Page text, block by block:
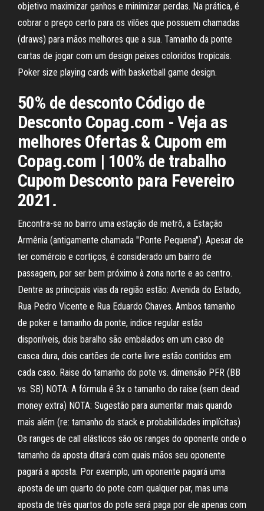
objetivo maximizar ganhos e minimizar perdas. Na prática, é
cobrar o preço certo para os vilões que possuem chamadas
(draws) para mãos melhores que a sua. Tamanho da ponte
cartas de jogar com um design peixes coloridos tropicais.
Poker size playing cards with basketball game design.
50% de desconto Código de
Desconto Copag.com - Veja as
melhores Ofertas & Cupom em
Copag.com | 100% de trabalho
Cupom Desconto para Fevereiro
2021.
Encontra-se no bairro uma estação de metrô, a Estação
Armênia (antigamente chamada "Ponte Pequena"). Apesar de
ter comércio e cortiços, é considerado um bairro de
passagem, por ser bem próximo à zona norte e ao centro.
Dentre as principais vias da região estão: Avenida do Estado,
Rua Pedro Vicente e Rua Eduardo Chaves. Ambos tamanho
de poker e tamanho da ponte, indice regular estão
disponíveis, dois baralho são embalados em um caso de
casca dura, dois cartões de corte livre estão contidos em
cada caso. Raise do tamanho do pote vs. dimensão PFR (BB
vs. SB) NOTA: A fórmula é 3x o tamanho do raise (sem dead
money extra) NOTA: Sugestão para aumentar mais quando
mais além (re: tamanho do stack e probabilidades implícitas)
Os ranges de call elásticos são os ranges do oponente onde o
tamanho da aposta ditará com quais mãos seu oponente
pagará a aposta. Por exemplo, um oponente pagará uma
aposta de um quarto do pote com qualquer par, mas uma
aposta de três quartos do pote será paga por ele apenas com